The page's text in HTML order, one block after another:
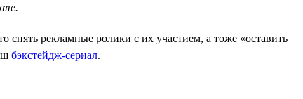
рекламные ролики с их участием, а тоже «оставить
бэкстейдж-сериал.